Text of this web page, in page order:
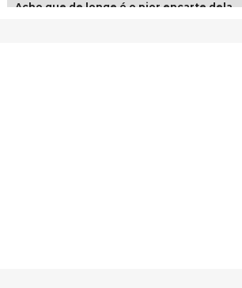
Acho que de longe é o pior encarte dela.